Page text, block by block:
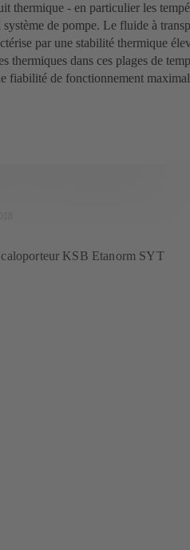
thermique - en particulier les
système de pompe. Le fluide à
par une stabilité thermique
thermiques dans ces plages de
fiabilité de fonctionnement
KSB Etanorm SYT